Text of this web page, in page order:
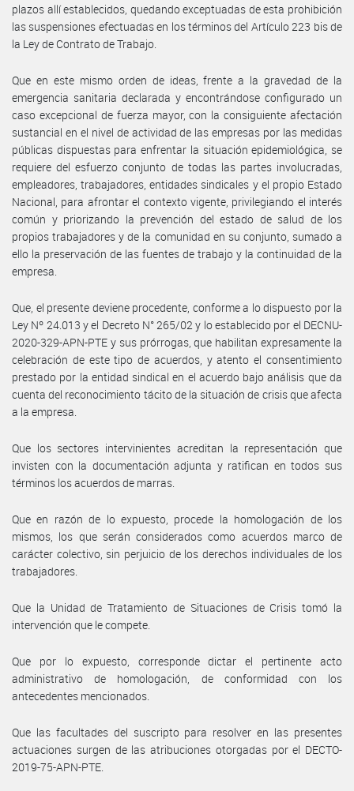
plazos allí establecidos, quedando exceptuadas de esta prohibición
las suspensiones efectuadas en los términos del Artículo 223 bis de
la Ley de Contrato de Trabajo.
Que en este mismo orden de ideas, frente a la gravedad de la
emergencia sanitaria declarada y encontrándose configurado un
caso excepcional de fuerza mayor, con la consiguiente afectación
sustancial en el nivel de actividad de las empresas por las medidas
públicas dispuestas para enfrentar la situación epidemiológica, se
requiere del esfuerzo conjunto de todas las partes involucradas,
empleadores, trabajadores, entidades sindicales y el propio Estado
Nacional, para afrontar el contexto vigente, privilegiando el interés
común y priorizando la prevención del estado de salud de los
propios trabajadores y de la comunidad en su conjunto, sumado a
ello la preservación de las fuentes de trabajo y la continuidad de la
empresa.
Que, el presente deviene procedente, conforme a lo dispuesto por la
Ley Nº 24.013 y el Decreto N° 265/02 y lo establecido por el DECNU-
2020-329-APN-PTE y sus prórrogas, que habilitan expresamente la
celebración de este tipo de acuerdos, y atento el consentimiento
prestado por la entidad sindical en el acuerdo bajo análisis que da
cuenta del reconocimiento tácito de la situación de crisis que afecta
a la empresa.
Que los sectores intervinientes acreditan la representación que
invisten con la documentación adjunta y ratifican en todos sus
términos los acuerdos de marras.
Que en razón de lo expuesto, procede la homologación de los
mismos, los que serán considerados como acuerdos marco de
carácter colectivo, sin perjuicio de los derechos individuales de los
trabajadores.
Que la Unidad de Tratamiento de Situaciones de Crisis tomó la
intervención que le compete.
Que por lo expuesto, corresponde dictar el pertinente acto
administrativo de homologación, de conformidad con los
antecedentes mencionados.
Que las facultades del suscripto para resolver en las presentes
actuaciones surgen de las atribuciones otorgadas por el DECTO-
2019-75-APN-PTE.